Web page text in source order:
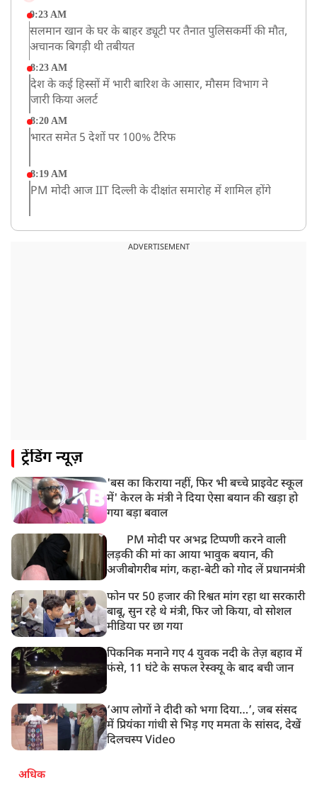
9:23 AM
सलमान खान के घर के बाहर ड्यूटी पर तैनात पुलिसकर्मी की मौत,
अचानक बिगड़ी थी तबीयत
8:23 AM
देश के कई हिस्सों में भारी बारिश के आसार, मौसम विभाग ने
जारी किया अलर्ट
8:20 AM
भारत समेत 5 देशों पर 100% टैरिफ
8:19 AM
PM मोदी आज IIT दिल्ली के दीक्षांत समारोह में शामिल होंगे
ADVERTISEMENT
ट्रेंडिंग न्यूज़
'बस का किराया नहीं, फिर भी बच्चे प्राइवेट स्कूल
में' केरल के मंत्री ने दिया ऐसा बयान की खड़ा हो
गया बड़ा बवाल
PM मोदी पर अभद्र टिप्पणी करने वाली
लड़की की मां का आया भावुक बयान, की
अजीबोगरीब मांग, कहा-बेटी को गोद लें प्रधानमंत्री
फोन पर 50 हजार की रिश्वत मांग रहा था सरकारी
बाबू, सुन रहे थे मंत्री, फिर जो किया, वो सोशल
मीडिया पर छा गया
पिकनिक मनाने गए 4 युवक नदी के तेज़ बहाव में
फंसे, 11 घंटे के सफल रेस्क्यू के बाद बची जान
‘आप लोगों ने दीदी को भगा दिया…’, जब संसद
में प्रियंका गांधी से भिड़ गए ममता के सांसद, देखें
दिलचस्प Video
अधिक